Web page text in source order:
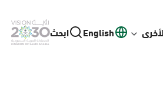
English ابحث